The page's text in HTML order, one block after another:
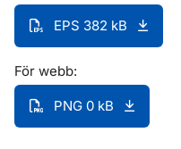
EPS 382 kB
För webb:
PNG 0 kB